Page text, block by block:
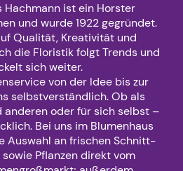
Hachmann ist ein Horster
und wurde 1922 gegründet.
Qualität, Kreativität und
die Floristik folgt Trends und
sich weiter.
von der Idee bis zur
selbstverständlich. Ob als
anderen oder für sich selbst –
Bei uns im Blumenhaus
Auswahl an frischen Schnitt-
Pflanzen direkt vom